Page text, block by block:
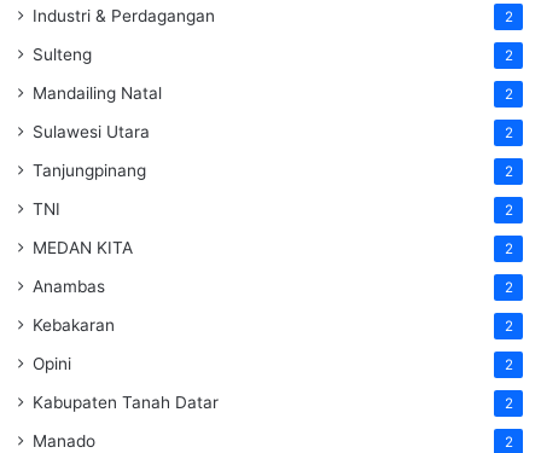
Industri & Perdagangan 2
Sulteng 2
Mandailing Natal 2
Sulawesi Utara 2
Tanjungpinang 2
TNI 2
MEDAN KITA 2
Anambas 2
Kebakaran 2
Opini 2
Kabupaten Tanah Datar 2
Manado 2